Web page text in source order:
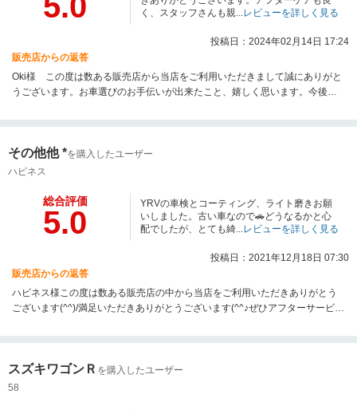
く、スタッフさんも親...レビューを詳しく見る
投稿日：2024年02月14日 17:24
販売店からの返答
Oki様 この度は数ある販売店から当店をご利用いただきまして誠にありがと
うございます。お車選びのお手伝いが出来たこと、嬉しく思います。今後と
その他他 *を購入したユーザー
ハピネス
総合評価
5.0
YRVの車検とコーティング、ライト磨きお願
いしました。古い車なので🚗どうなるかと心
配でしたが、とても綺...レビューを詳しく見る
投稿日：2021年12月18日 07:30
販売店からの返答
ハピネス様この度は数ある販売店の中から当店をご利用いただきありがとう
ございます(^^)/満足いただきありがとうございます(^^♪ぜひアフターサービス
スズキワゴンＲ を購入したユーザー
58